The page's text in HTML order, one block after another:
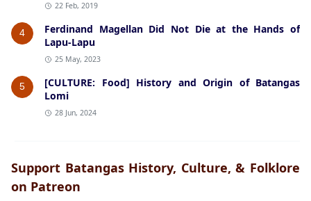
22 Feb, 2019
4
Ferdinand Magellan Did Not Die at the Hands of
Lapu-Lapu
25 May, 2023
5
[CULTURE: Food] History and Origin of Batangas
Lomi
28 Jun, 2024
Support Batangas History, Culture, & Folklore
on Patreon